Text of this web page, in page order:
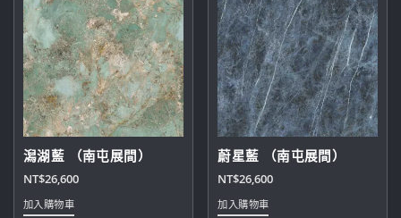
選
項
潟湖藍 （南屯展間）
NT$26,600
加入購物車
蔚星藍 （南屯展間）
NT$26,600
加入購物車